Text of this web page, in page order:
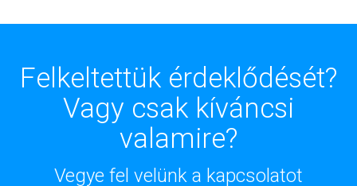
Felkeltettük érdeklődését?
Vagy csak kíváncsi
valamire?
Vegye fel velünk a kapcsolatot